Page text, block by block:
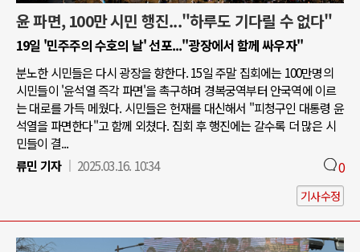
윤 파면, 100만 시민 행진..."하루도 기다릴 수 없다"
19일 '민주주의 수호의 날' 선포..."광장에서 함께 싸우자"
분노한 시민들은 다시 광장을 향한다. 15일 주말 집회에는 100만명의
시민들이 '윤석열 즉각 파면'을 촉구하며 경복궁역부터 안국역에 이르
는 대로를 가득 메웠다. 시민들은 헌재를 대신해서 "피청구인 대통령 윤
석열을 파면한다"고 함께 외쳤다. 집회 후 행진에는 갈수록 더 많은 시
민들이 결...
류민 기자
2025.03.16. 10:34 0
기사수정